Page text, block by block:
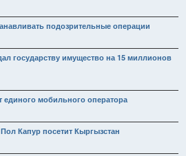
подозрительные операции
государству имущество на 15 миллионов
единого мобильного оператора
Капур посетит Кыргызстан